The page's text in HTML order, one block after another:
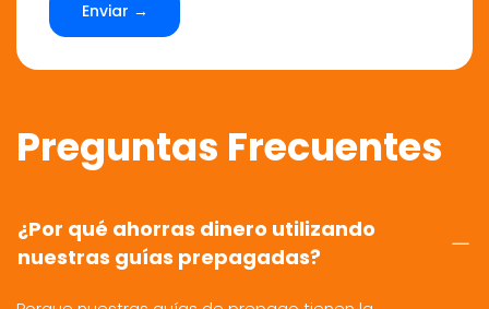
Enviar →
Preguntas Frecuentes
¿Por qué ahorras dinero utilizando
nuestras guías prepagadas?